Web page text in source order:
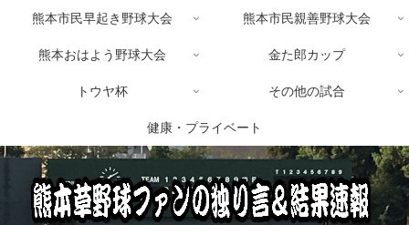
熊本市民早起き野球大会 熊本市民親善野球大会
熊本おはよう野球大会 金た郎カップ
トウヤ杯 その他の試合
健康・プライベート